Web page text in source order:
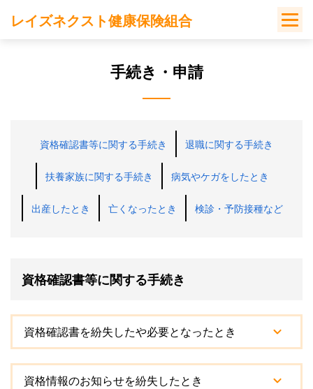
レイズネクスト健康保険組合
手続き・申請
資格確認書等に関する手続き 退職に関する手続き
扶養家族に関する手続き 病気やケガをしたとき
出産したとき 亡くなったとき 検診・予防接種など
資格確認書等に関する手続き
資格確認書を紛失したや必要となったとき
資格情報のお知らせを紛失したとき